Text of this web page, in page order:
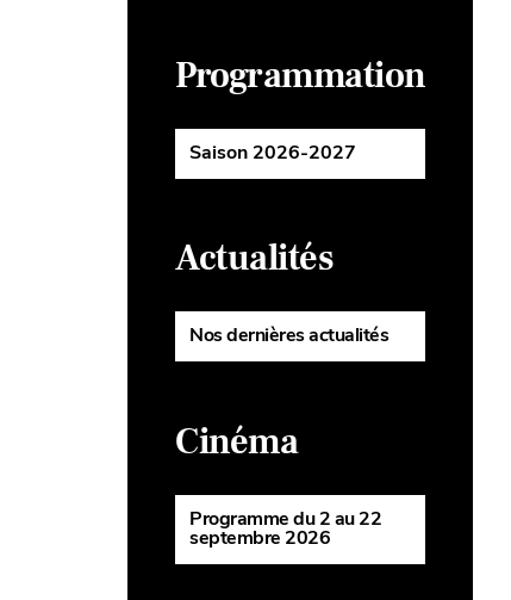
Programmation
Saison 2026-2027
Actualités
Nos dernières actualités
Cinéma
Programme du 2 au 22
septembre 2026